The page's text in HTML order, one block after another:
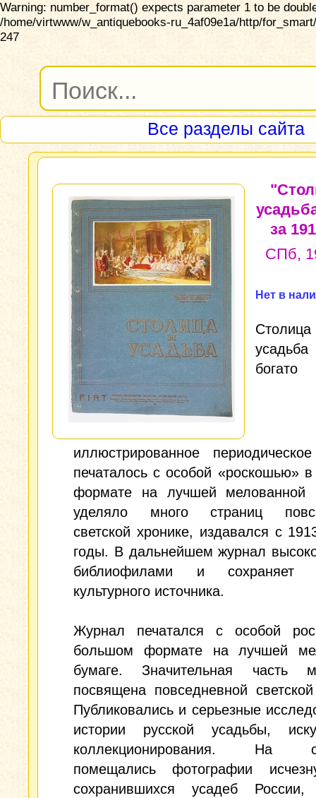
Warning: number_format() expects parameter 1 to be
/home/virtwww/w_antiquebooks-ru_4af09e1a/http/
247
Все разделы сайта
за
СПб,
Нет в
богато
иллюстрированное
печаталось с особой «роскошью»
формате на лучшей мелованной
уделяло много страниц
светской хронике, издавался с
годы. В дальнейшем журнал
библиофилами и сохраняет
культурного источника.
Журнал печатался с особой
большом формате на лучшей
бумаге. Значительная часть
посвящена повседневной
Публиковались и серьезные
истории русской усадьбы,
коллекционирования. На
помещались фотографии
сохранившихся усадеб России,